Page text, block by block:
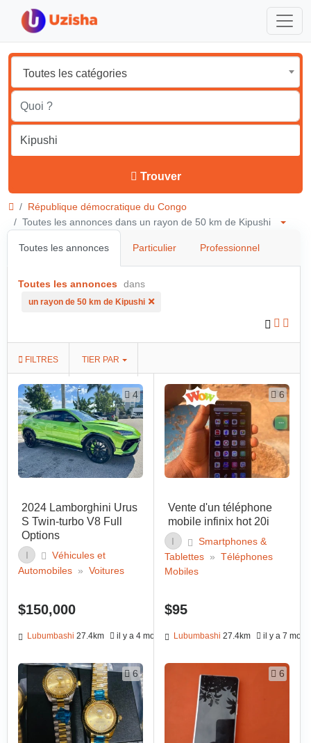
Toutes les catégories
Trouver
République démocratique du Congo
Toutes les annonces dans un rayon de 50 km de Kipushi
Toutes les annonces Particulier Professionnel
Toutes les annonces dans
un rayon de 50 km de Kipushi
FILTRES TIER PAR
4
2024 Lamborghini Urus
S Twin-turbo V8 Full
Options
I
Véhicules et
Automobiles » Voitures
$150,000
Lubumbashi 27.4km il y a 4 mois
6
Vente d'un téléphone
mobile infinix hot 20i
I
Smartphones &
Tablettes » Téléphones
Mobiles
$95
Lubumbashi 27.4km il y a 7 mois
6 6